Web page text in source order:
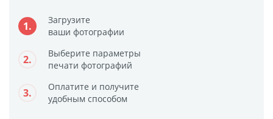
Флип-Флоп портрет
Печать наклеек
Печать на ПВХ пластике
Фотопазл
1.
Загрузите
ваши фотографии
2.
Выберите параметры
печати фотографий
3.
Оплатите и получите
удобным способом